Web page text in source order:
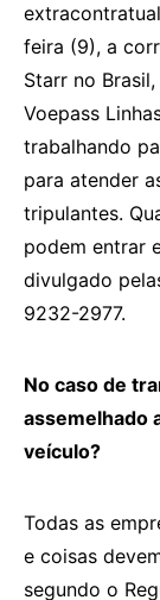
feira (9), a
Starr no
Voepass
trabalhando
para atender
tripulantes.
podem entrar
divulgado
9232-2977.
No caso de
assemelhado
veículo?
Todas as
e coisas
segundo o